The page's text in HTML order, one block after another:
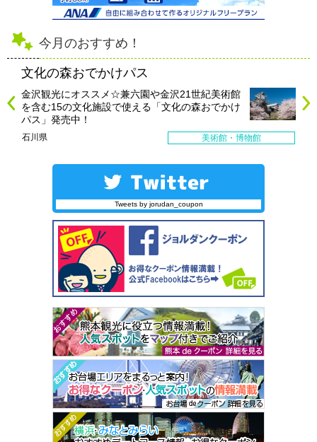
今月のおすすめ！
文化の森おでかけパス
金沢観光にオススメ☆兼六園や金沢21世紀美術館
を含む15の文化施設で使える「文化の森おでかけ
パス」発売中！
石川県 美術館・博物館
Tweets by jorudan_coupon